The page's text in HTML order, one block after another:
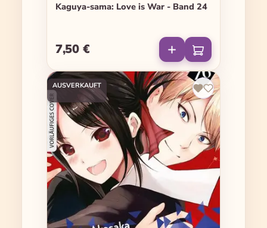
Kaguya-sama: Love is War - Band 24
Regulärer Preis:
7,50 €
AUSVERKAUFT